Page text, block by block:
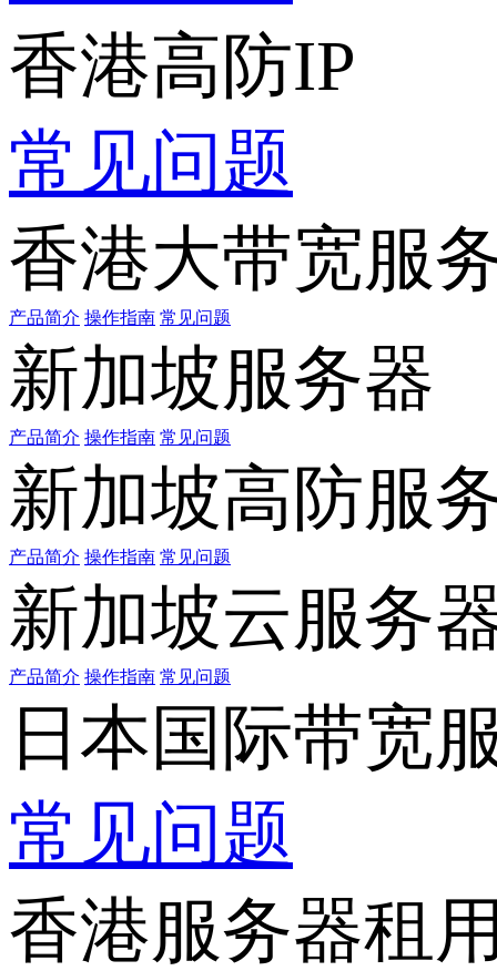
香港高防IP
常见问题
香港大带宽服
产品简介 操作指南 常见问题
新加坡服务器
产品简介 操作指南 常见问题
新加坡高防服
产品简介 操作指南 常见问题
新加坡云服务
产品简介 操作指南 常见问题
日本国际带宽
常见问题
香港服务器租